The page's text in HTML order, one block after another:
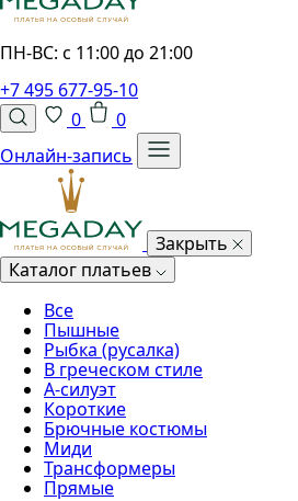
ПН-ВС: с 11:00 до 21:00
+7 495 677-95-10
0
0
Онлайн-запись
Закрыть
Каталог платьев
Все
Пышные
Рыбка (русалка)
В греческом стиле
А-силуэт
Короткие
Брючные костюмы
Миди
Трансформеры
Прямые